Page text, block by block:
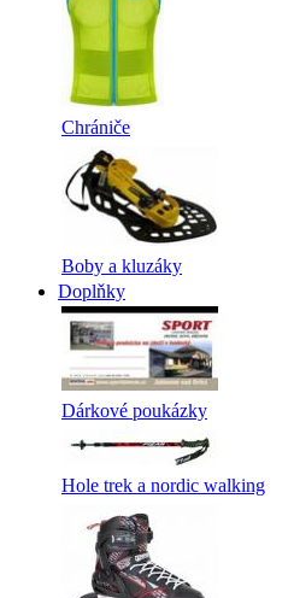
Chrániče
Boby a kluzáky
Doplňky
Dárkové poukázky
Hole trek a nordic walking